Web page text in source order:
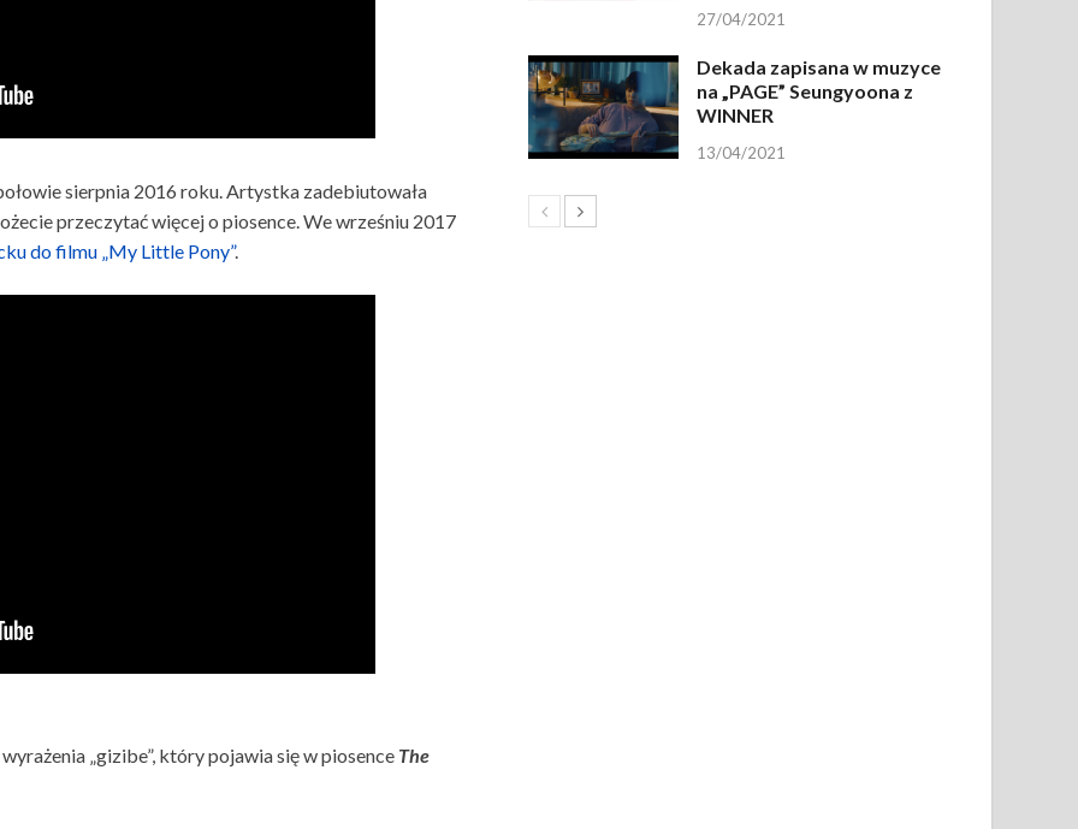
sierpnia 2016 roku. Artystka zadebiutowała
przeczytać więcej o piosence. We wrześniu 2017
do filmu „My Little Pony”.
„gizibe”, który pojawia się w piosence The
27/04/2021
Dekada zapisana w muzyce
na „PAGE” Seungyoona z
WINNER
13/04/2021